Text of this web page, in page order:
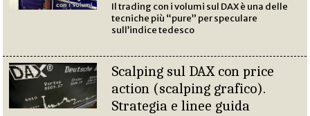
Il trading con i volumi sul DAX è una delle
tecniche più “pure” per speculare
sull’indice tedesco
Scalping sul DAX con price
action (scalping grafico).
Strategia e linee guida